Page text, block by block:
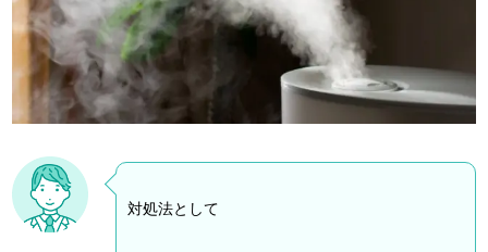
対処法として